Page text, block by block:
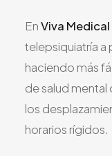
EnViva
telepsiquiatría a
haciendo más
de salud mental
los
horarios rígidos.